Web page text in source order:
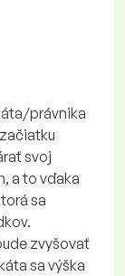
právnika
svoj
a to vďaka
sa
zvyšovať
sa výška